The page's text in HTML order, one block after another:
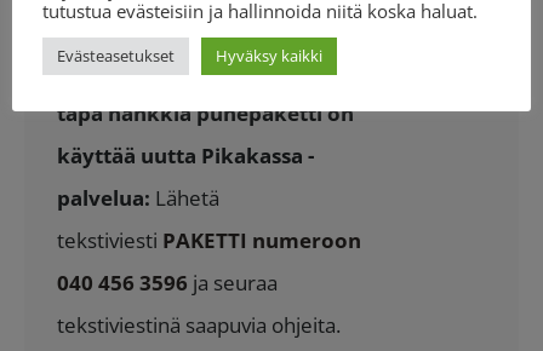
puheaikaasi jonkun toisen paikalla
olevan henkilön kanssa.Nopein
tapa hankkia puhepaketti on
käyttää uutta Pikakassa -
palvelua: Lähetä
tekstiviesti PAKETTI numeroon
040 456 3596 ja seuraa
tekstiviestinä saapuvia ohjeita.
tutustua evästeisiin ja hallinnoida niitä koska haluat.
Evästeasetukset Hyväksy kaikki